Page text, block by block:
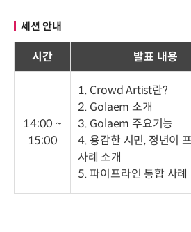
세션 안내
시간 발표 내용
14:00 ~
15:00
1. Crowd Artist란?
2. Golaem 소개
3. Golaem 주요기능
4. 용감한 시민, 정년이
사례 소개
5. 파이프라인 통합 사례